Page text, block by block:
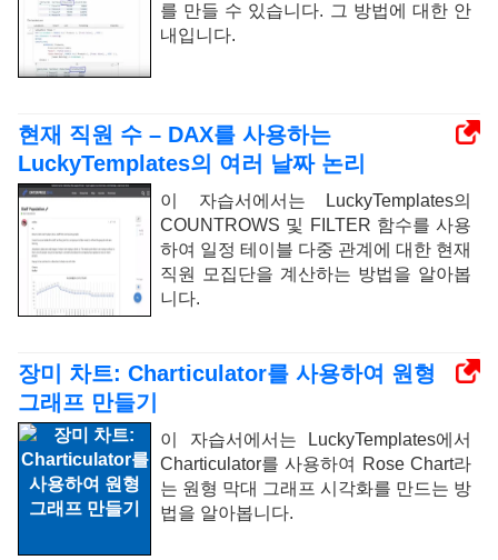
를 만들 수 있습니다. 그 방법에 대한 안
내입니다.
현재 직원 수 – DAX를 사용하는
LuckyTemplates의 여러 날짜 논리
이 자습서에서는 LuckyTemplates의
COUNTROWS 및 FILTER 함수를 사용
하여 일정 테이블 다중 관계에 대한 현재
직원 모집단을 계산하는 방법을 알아봅
니다.
장미 차트: Charticulator를 사용하여 원형
그래프 만들기
이 자습서에서는 LuckyTemplates에서
Charticulator를 사용하여 Rose Chart라
는 원형 막대 그래프 시각화를 만드는 방
법을 알아봅니다.